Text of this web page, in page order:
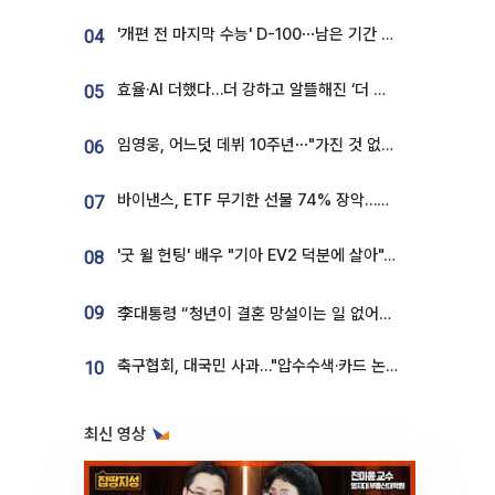
04 '개편 전 마지막 수능' D-100⋯남은 기간 성적 올릴 전략은
05 효율·AI 더했다…더 강하고 알뜰해진 ‘더 뉴 그랜저 하이브리드’ [ET의 모빌리티]
06 임영웅, 어느덧 데뷔 10주년⋯"가진 것 없던 시절, 내 앞엔 20명의 팬뿐"
07 바이낸스, ETF 무기한 선물 74% 장악…한국 레버리지 ETF 거래 급증 [e가상자산]
08 '굿 윌 헌팅' 배우 "기아 EV2 덕분에 살아"…교통사고 후 안전성 극찬
09 李대통령 “청년이 결혼 망설이는 일 없어야...제도상 불이익 조사”
10 축구협회, 대국민 사과…"압수수색·카드 논란 사죄, 강도 높은 쇄신"
최신 영상